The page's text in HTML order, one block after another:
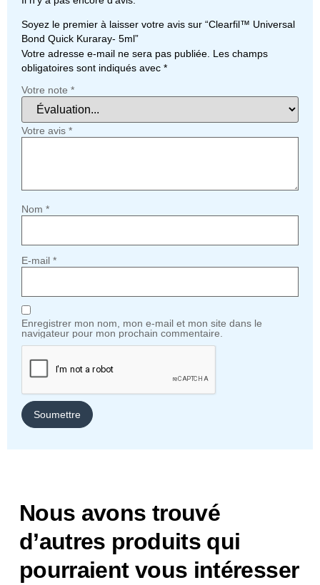
Soyez le premier à laisser votre avis sur “Clearfil™ Universal
Bond Quick Kuraray- 5ml”
Votre adresse e-mail ne sera pas publiée. Les champs
obligatoires sont indiqués avec *
Votre note *
Votre avis *
Nom *
E-mail *
Enregistrer mon nom, mon e-mail et mon site dans le
navigateur pour mon prochain commentaire.
Nous avons trouvé
d’autres produits qui
pourraient vous intéresser